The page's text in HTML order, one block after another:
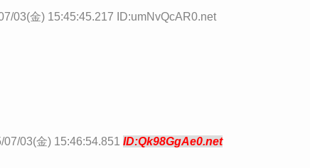
03(金) 15:45:45.217 ID:umNvQcAR0.net
07/03(金) 15:46:54.851 ID:Qk98GgAe0.net